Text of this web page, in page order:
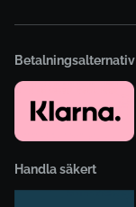
Betalningsalternativ
Handla säkert